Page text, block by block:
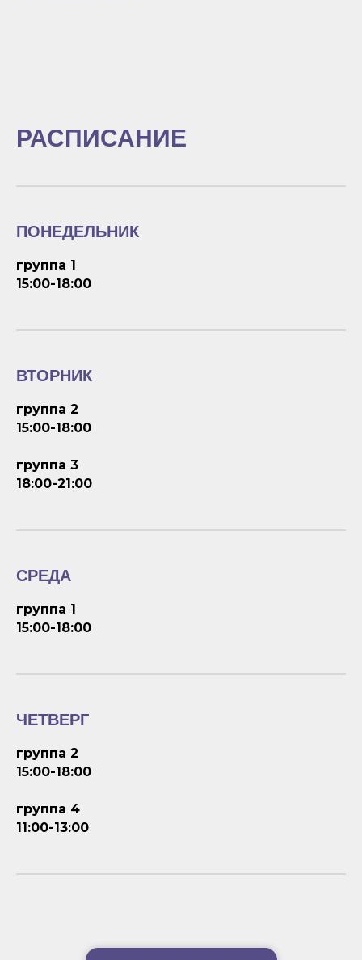
РАСПИСАНИЕ
ПОНЕДЕЛЬНИК
группа 1
15:00-18:00
ВТОРНИК
группа 2
15:00-18:00
группа 3
18:00-21:00
СРЕДА
группа 1
15:00-18:00
ЧЕТВЕРГ
группа 2
15:00-18:00
группа 4
11:00-13:00